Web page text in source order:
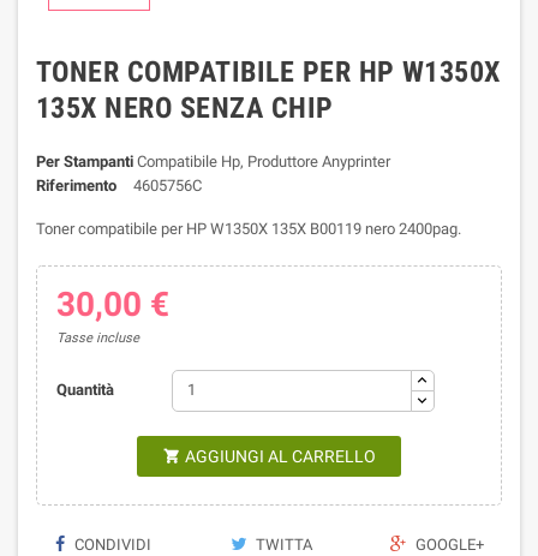
TONER COMPATIBILE PER HP W1350X
135X NERO SENZA CHIP
Per Stampanti Compatibile Hp, Produttore Anyprinter
Riferimento
4605756C
Toner compatibile per HP W1350X 135X B00119 nero 2400pag.
30,00 €
Tasse incluse
Quantità
 AGGIUNGI AL CARRELLO
CONDIVIDI TWITTA GOOGLE+